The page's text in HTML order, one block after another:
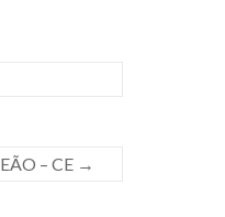
– CE →